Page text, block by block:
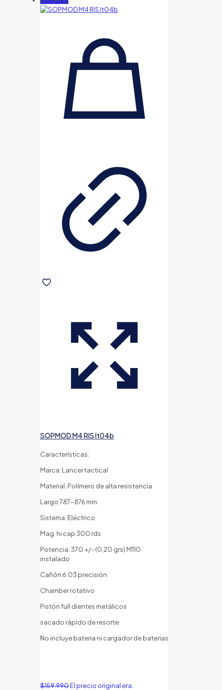
SOPMOD M4 RIS lt04b
Características:
Marca: Lancer tactical
Material: Polímero de alta resistencia
Largo 787-876 mm
Sistema: Eléctrico
Mag: hi cap 300 rds
Potencia: 370 +/- (0,20 grs) M110
instalado
Cañón 6.03 precisión
Chamber rotativo
Pistón full dientes metálicos
sacado rápido de resorte
No incluye bateria ni cargador de baterias
$159.990El precio original era: